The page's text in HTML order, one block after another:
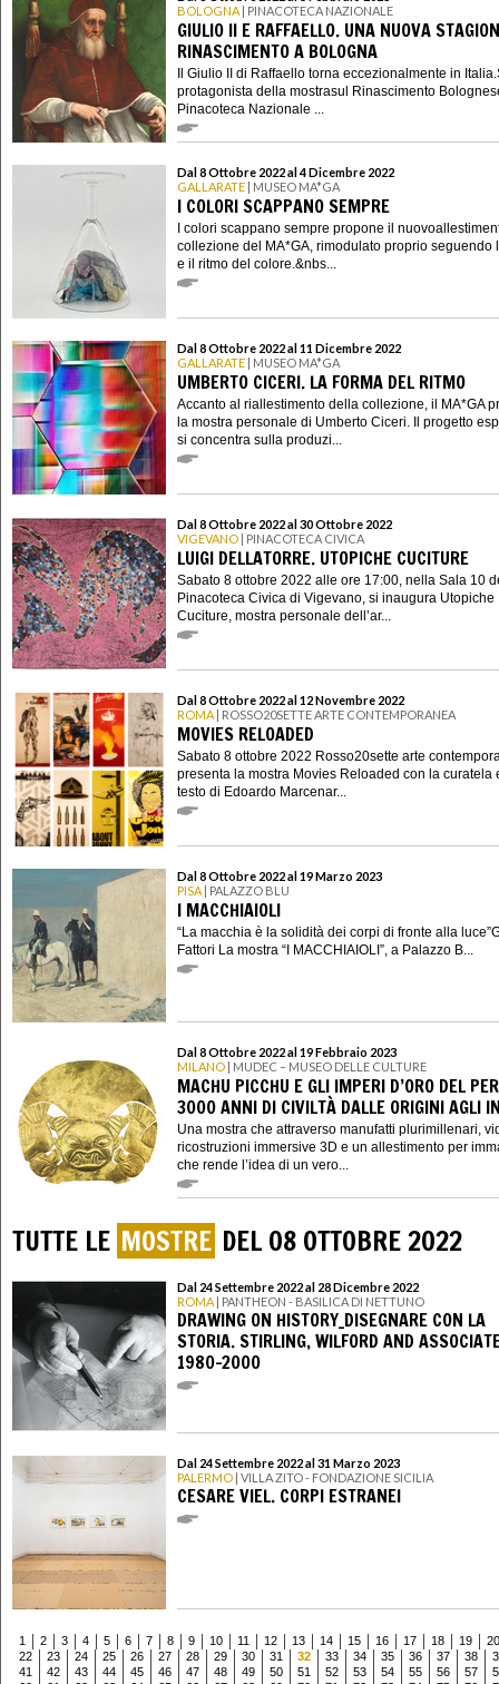
BOLOGNA | PINACOTECA NAZIONALE
GIULIO II E RAFFAELLO. UNA NUOVA
RINASCIMENTO A BOLOGNA
Il Giulio II di Raffaello torna eccezionalmente in
protagonista della mostrasul Rinascimento
Pinacoteca Nazionale ...
Dal 8 Ottobre 2022 al 4 Dicembre 2022
GALLARATE | MUSEO MA*GA
I COLORI SCAPPANO SEMPRE
I colori scappano sempre propone il
collezione del MA*GA, rimodulato proprio seguendo
e il ritmo del colore.&nbs...
Dal 8 Ottobre 2022 al 11 Dicembre 2022
GALLARATE | MUSEO MA*GA
UMBERTO CICERI. LA FORMA DEL RITMO
Accanto al riallestimento della collezione, il MA*GA
la mostra personale di Umberto Ciceri. Il progetto
si concentra sulla produzi...
Dal 8 Ottobre 2022 al 30 Ottobre 2022
VIGEVANO | PINACOTECA CIVICA
LUIGI DELLATORRE. UTOPICHE CUCITURE
Sabato 8 ottobre 2022 alle ore 17:00, nella Sala 10
Pinacoteca Civica di Vigevano, si inaugura Utopiche
Cuciture, mostra personale dell’ar...
Dal 8 Ottobre 2022 al 12 Novembre 2022
ROMA | ROSSO20SETTE ARTE CONTEMPORANEA
MOVIES RELOADED
Sabato 8 ottobre 2022 Rosso20sette arte
presenta la mostra Movies Reloaded con la curatela
testo di Edoardo Marcenar...
Dal 8 Ottobre 2022 al 19 Marzo 2023
PISA | PALAZZO BLU
I MACCHIAIOLI
“La macchia è la solidità dei corpi di fronte alla
Fattori La mostra “I MACCHIAIOLI”, a Palazzo B...
Dal 8 Ottobre 2022 al 19 Febbraio 2023
MILANO | MUDEC – MUSEO DELLE CULTURE
MACHU PICCHU E GLI IMPERI D’ORO DEL
3000 ANNI DI CIVILTÀ DALLE ORIGINI AGLI
Una mostra che attraverso manufatti plurimillenari,
ricostruzioni immersive 3D e un allestimento per
che rende l’idea di un vero...
TUTTE LE MOSTRE DEL 08 OTTOBRE 2022
Dal 24 Settembre 2022 al 28 Dicembre 2022
ROMA | PANTHEON - BASILICA DI NETTUNO
DRAWING ON HISTORY_DISEGNARE CON LA
STORIA. STIRLING, WILFORD AND
1980-2000
Dal 24 Settembre 2022 al 31 Marzo 2023
PALERMO | VILLA ZITO - FONDAZIONE SICILIA
CESARE VIEL. CORPI ESTRANEI
1 2 3 4 5 6 7 8 9 10 11 12 13 14 15 16 17 18 19
20
22
23 24 25 26 27 28 29 30 31 32 33 34 35 36 37 38
41
42 43 44 45 46 47 48 49 50 51 52 53 54 55 56 57